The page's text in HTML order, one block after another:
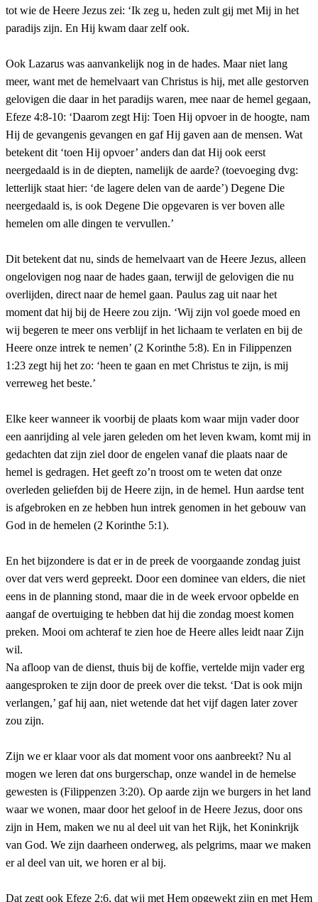
tot wie de Heere Jezus zei: ‘Ik zeg u, heden zult gij met Mij in het
paradijs zijn. En Hij kwam daar zelf ook.
Ook Lazarus was aanvankelijk nog in de hades. Maar niet lang
meer, want met de hemelvaart van Christus is hij, met alle gestorven
gelovigen die daar in het paradijs waren, mee naar de hemel gegaan,
Efeze 4:8-10: ‘Daarom zegt Hij: Toen Hij opvoer in de hoogte, nam
Hij de gevangenis gevangen en gaf Hij gaven aan de mensen. Wat
betekent dit ‘toen Hij opvoer’ anders dan dat Hij ook eerst
neergedaald is in de diepten, namelijk de aarde? (toevoeging dvg:
letterlijk staat hier: ‘de lagere delen van de aarde’) Degene Die
neergedaald is, is ook Degene Die opgevaren is ver boven alle
hemelen om alle dingen te vervullen.’
Dit betekent dat nu, sinds de hemelvaart van de Heere Jezus, alleen
ongelovigen nog naar de hades gaan, terwijl de gelovigen die nu
overlijden, direct naar de hemel gaan. Paulus zag uit naar het
moment dat hij bij de Heere zou zijn. ‘Wij zijn vol goede moed en
wij begeren te meer ons verblijf in het lichaam te verlaten en bij de
Heere onze intrek te nemen’ (2 Korinthe 5:8). En in Filippenzen
1:23 zegt hij het zo: ‘heen te gaan en met Christus te zijn, is mij
verreweg het beste.’
Elke keer wanneer ik voorbij de plaats kom waar mijn vader door
een aanrijding al vele jaren geleden om het leven kwam, komt mij in
gedachten dat zijn ziel door de engelen vanaf die plaats naar de
hemel is gedragen. Het geeft zo’n troost om te weten dat onze
overleden geliefden bij de Heere zijn, in de hemel. Hun aardse tent
is afgebroken en ze hebben hun intrek genomen in het gebouw van
God in de hemelen (2 Korinthe 5:1).
En het bijzondere is dat er in de preek de voorgaande zondag juist
over dat vers werd gepreekt. Door een dominee van elders, die niet
eens in de planning stond, maar die in de week ervoor opbelde en
aangaf de overtuiging te hebben dat hij die zondag moest komen
preken. Mooi om achteraf te zien hoe de Heere alles leidt naar Zijn
wil.
Na afloop van de dienst, thuis bij de koffie, vertelde mijn vader erg
aangesproken te zijn door de preek over die tekst. ‘Dat is ook mijn
verlangen,’ gaf hij aan, niet wetende dat het vijf dagen later zover
zou zijn.
Zijn we er klaar voor als dat moment voor ons aanbreekt? Nu al
mogen we leren datons burgerschap, onze wandel in de hemelse
gewesten is (Filippenzen 3:20). Op aarde zijn we burgers in het land
waar we wonen, maar door het geloof in de Heere Jezus, door ons
zijn in Hem, maken we nu al deel uit van het Rijk, het Koninkrijk
van God. We zijn daarheen onderweg, als pelgrims, maar we maken
er al deel van uit, we horen er al bij.
Dat zegt ook Efeze 2:6, dat wij met Hem opgewekt zijn en met Hem